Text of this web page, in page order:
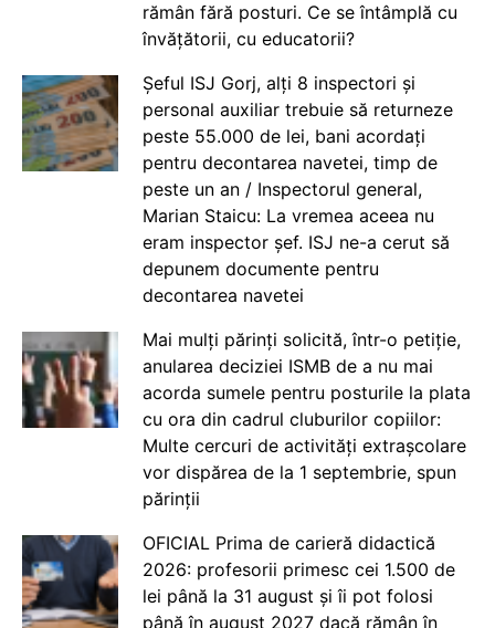
rămân fără posturi. Ce se întâmplă cu
învățătorii, cu educatorii?
Șeful ISJ Gorj, alți 8 inspectori și
personal auxiliar trebuie să returneze
peste 55.000 de lei, bani acordați
pentru decontarea navetei, timp de
peste un an / Inspectorul general,
Marian Staicu: La vremea aceea nu
eram inspector șef. ISJ ne-a cerut să
depunem documente pentru
decontarea navetei
Mai mulți părinți solicită, într-o petiție,
anularea deciziei ISMB de a nu mai
acorda sumele pentru posturile la plata
cu ora din cadrul cluburilor copiilor:
Multe cercuri de activități extrașcolare
vor dispărea de la 1 septembrie, spun
părinții
OFICIAL Prima de carieră didactică
2026: profesorii primesc cei 1.500 de
lei până la 31 august și îi pot folosi
până în august 2027 dacă rămân în